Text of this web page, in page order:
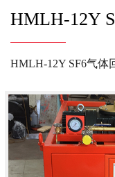
HMLH-12Y
HMLH-12Y SF6气体